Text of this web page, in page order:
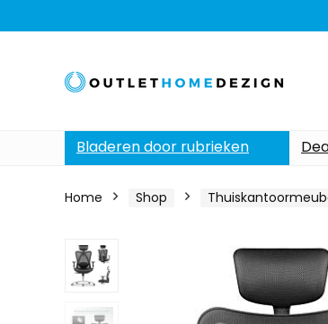
Bladeren door rubrieken
Home Shop